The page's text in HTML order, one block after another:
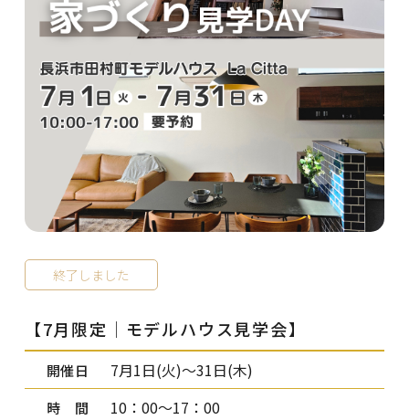
終了しました
【7月限定│モデルハウス見学会】
開催日 7月1日(火)～31日(木)
時 間 10：00～17：00